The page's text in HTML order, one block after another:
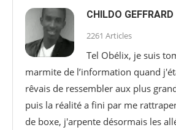
CHILDO GEFFRARD
2261 Articles
Tel Obélix, je suis
marmite de l’information quand
rêvais de ressembler aux plus
puis la réalité a fini par me
de boxe, j'arpente désormais les